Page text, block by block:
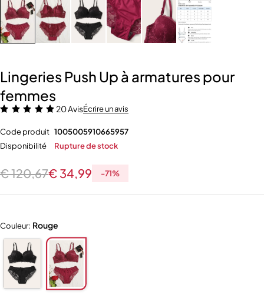
Lingeries Push Up à armatures pour
femmes
20 AvisÉcrire un avis
Code produit 1005005910665957
Disponibilité
Rupture de stock
€120,67€ 34,99 -71%
Couleur: Rouge